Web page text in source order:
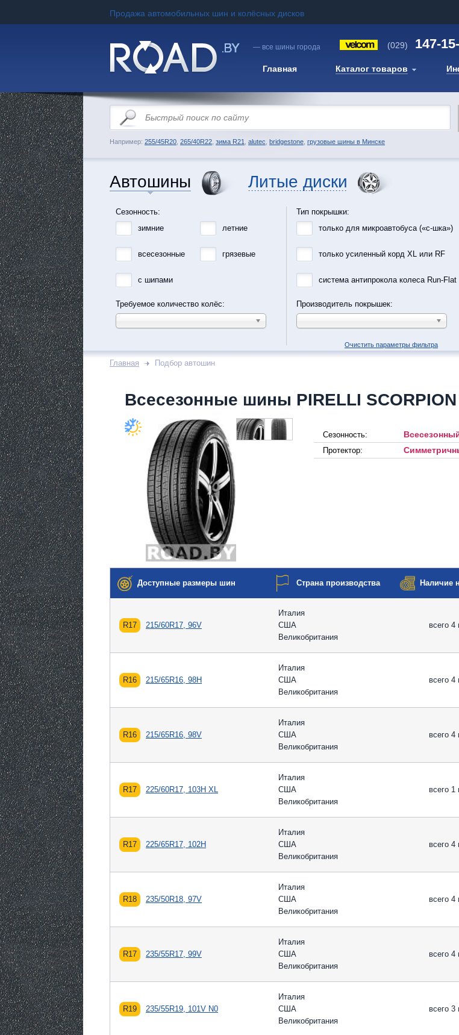
Продажа автомобильных шин и колёсных дисков
— все шины города (029) 147-
Главная Каталог товаров
Например: 255/45R20 265/40R22 зима R21 alutec bridgestone грузовые шины в Минске
Автошины Литые диски
Сезонность:
зимние
летние
всесезонные грязевые
с шипами
Требуемое количество колёс:
Тип покрышки:
только для микроавтобуса («с-шка»)
только усиленный корд XL или RF
система антипрокола колеса Run-Flat
Производитель покрышек:
Очистить параметры фильтра
Главная Подбор автошин
Всесезонные шины PIRELLI SCORPION
Сезонность:
Протектор:
Доступные размеры шин Страна производства Наличие
R17 215/60R17, 96V
Италия
США
Великобритания
всего 4
R16 215/65R16, 98H
Италия
США
Великобритания
всего 4
R16 215/65R16, 98V
Италия
США
Великобритания
всего 4
R17 225/60R17, 103H XL
Италия
США
Великобритания
всего 1
R17 225/65R17, 102H
Италия
США
Великобритания
всего 4
R18 235/50R18, 97V
Италия
США
Великобритания
всего 4
R17 235/55R17, 99V
Италия
США
Великобритания
всего 4
R19 235/55R19, 101V N0
Италия
США
Великобритания
всего 3